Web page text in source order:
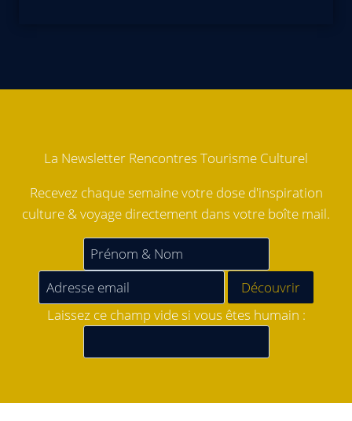
La Newsletter Rencontres Tourisme Culturel
Recevez chaque semaine votre dose d'inspiration
culture & voyage directement dans votre boîte mail.
Laissez ce champ vide si vous êtes humain :